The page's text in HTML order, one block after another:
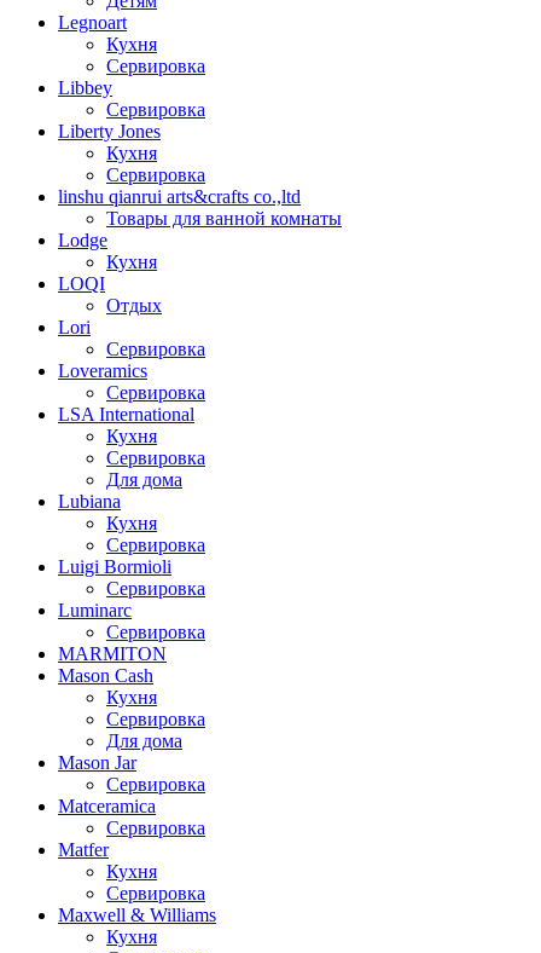
Legnoart
Кухня
Сервировка
Libbey
Сервировка
Liberty Jones
Кухня
Сервировка
linshu qianrui arts&crafts co.,ltd
Товары для ванной комнаты
Lodge
Кухня
LOQI
Отдых
Lori
Сервировка
Loveramics
Сервировка
LSA International
Кухня
Сервировка
Для дома
Lubiana
Кухня
Сервировка
Luigi Bormioli
Сервировка
Luminarc
Сервировка
MARMITON
Mason Cash
Кухня
Сервировка
Для дома
Mason Jar
Сервировка
Matceramica
Сервировка
Matfer
Кухня
Сервировка
Maxwell & Williams
Кухня